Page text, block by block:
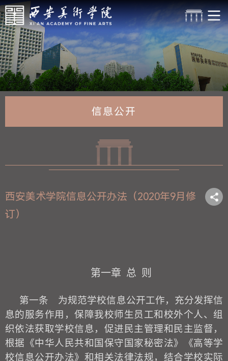
信息公开
西安美术学院信息公开办法（2020年9月修
订）
第一章 总 则
第一条 为规范学校信息公开工作，充分发挥信
息的服务作用，保障我校师生员工和校外个人、组
织依法获取学校信息，促进民主管理和民主监督，
根据 《中华人民共和国保守国家秘密法》 《高等学
校信息公开办法》和相关法律法规，结合学校实际